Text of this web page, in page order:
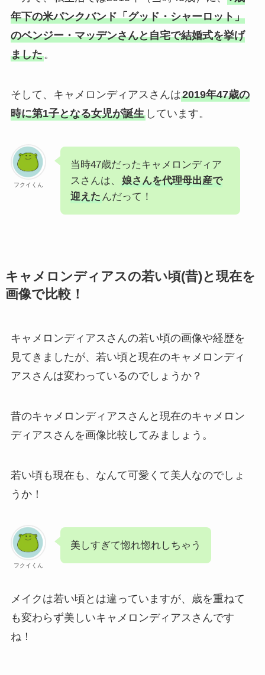
年下の米パンクバンド「グッド・シャーロット」
のベンジー・マッデンさんと自宅で結婚式を挙げ
ました。
そして、キャメロンディアスさんは2019年47歳の
時に第1子となる女児が誕生しています。
フクイくん
当時47歳だったキャメロンディア
スさんは、
娘さんを代理母出産で
迎えた んだって！
キャメロンディアスの若い頃(昔)と現在を
画像で比較！
キャメロンディアスさんの若い頃の画像や経歴を
見てきましたが、若い頃と現在のキャメロンディ
アスさんは変わっているのでしょうか？
昔のキャメロンディアスさんと現在のキャメロン
ディアスさんを画像比較してみましょう。
若い頃も現在も、なんて可愛くて美人なのでしょ
うか！
フクイくん
美しすぎて惚れ惚れしちゃう
メイクは若い頃とは違っていますが、歳を重ねて
も変わらず美しいキャメロンディアスさんです
ね！